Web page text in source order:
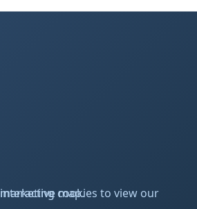
Please accept marketing cookies to view our interactive map.